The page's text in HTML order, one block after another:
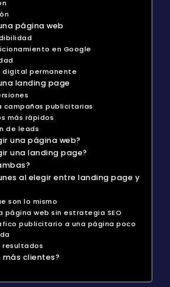
página web
en Google
digital permanente
landing page
campañas publicitarias
más rápidos
de leads
una página web?
una landing page?
al elegir entre landing page y
son lo mismo
página web sin estrategia SEO
publicitario a una página poco
resultados
más clientes?